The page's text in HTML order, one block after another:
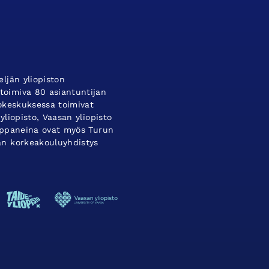
yliopiston
80 asiantuntijan
toimivat
Vaasan yliopisto
ovat myös Turun
korkeakouluyhdistys